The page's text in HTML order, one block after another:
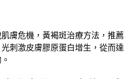
膚危機，黃褐斑治療方法，推薦
刺激皮膚膠原蛋白增生，從而達